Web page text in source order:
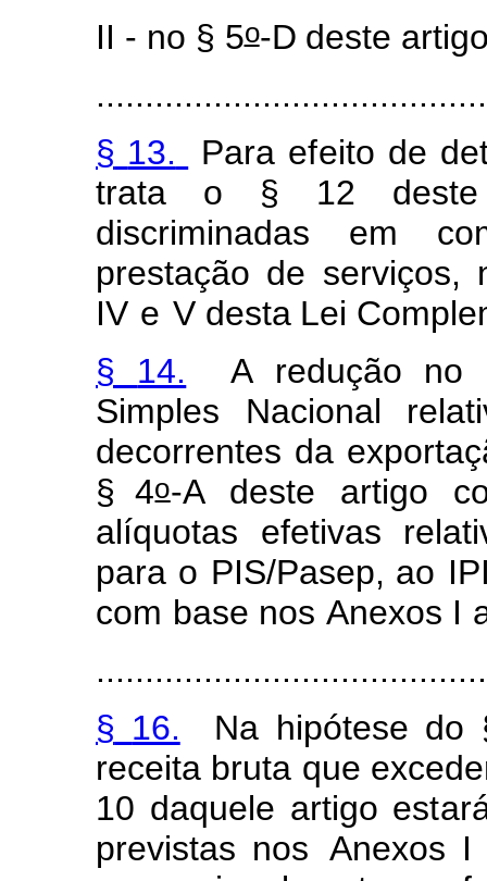
II - no § 5o-D deste ar
§ 13. Para efeito de d
trata o §
12 deste
discriminadas em co
prestação de serviços,
IV e V desta Lei Comple
§
14. A redução no
Simples Nacional
decorrentes da
§ 4o-A deste artigo
alíquotas efetivas relati
para o PIS/Pasep, ao
com base nos Anexos I
§ 16. Na hipótese do
receita bruta que
10 daquele artigo est
previstas nos Anexos I